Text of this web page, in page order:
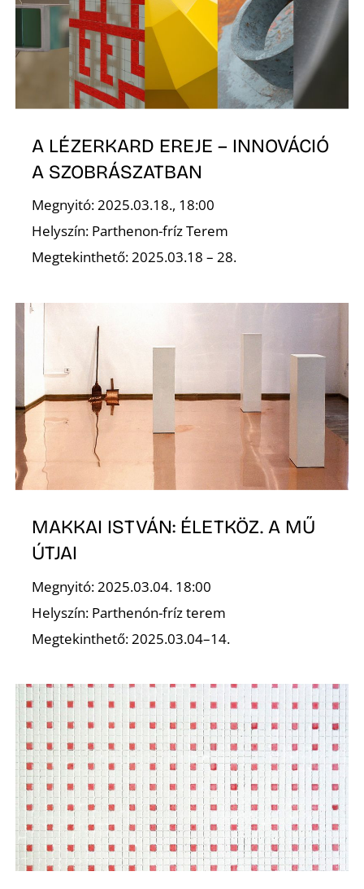
A LÉZERKARD EREJE – INNOVÁCIÓ
A SZOBRÁSZATBAN
Megnyitó: 2025.03.18., 18:00
Helyszín: Parthenon-fríz Terem
Megtekinthető: 2025.03.18 – 28.
MAKKAI ISTVÁN: ÉLETKÖZ. A MŰ
ÚTJAI
Megnyitó: 2025.03.04. 18:00
Helyszín: Parthenón-fríz terem
Megtekinthető: 2025.03.04–14.